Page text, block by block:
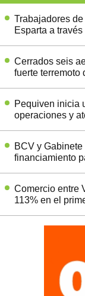
Trabajadores
Esparta a
Cerrados seis
fuerte terremoto
Pequiven inicia
operaciones y
BCV y
financiamiento
Comercio entre
113% en el